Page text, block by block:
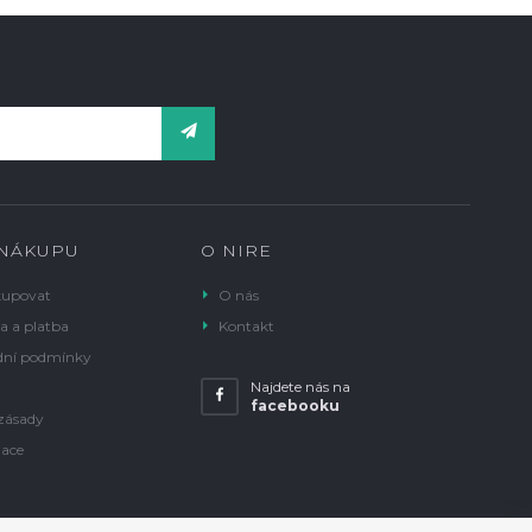
a platba
podmínky
O NIRE
O nás
Kontakt
Najdete nás na
facebooku